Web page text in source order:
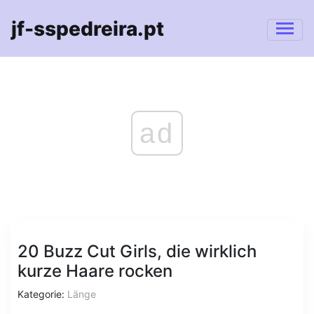
jf-sspedreira.pt
ad
20 Buzz Cut Girls, die wirklich
kurze Haare rocken
Kategorie: Länge